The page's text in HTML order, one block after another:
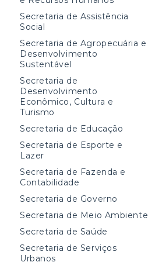
Secretaria de Assistência
Social
Secretaria de Agropecuária e
Desenvolvimento
Sustentável
Secretaria de
Desenvolvimento
Econômico, Cultura e
Turismo
Secretaria de Educação
Secretaria de Esporte e
Lazer
Secretaria de Fazenda e
Contabilidade
Secretaria de Governo
Secretaria de Meio Ambiente
Secretaria de Saúde
Secretaria de Serviços
Urbanos